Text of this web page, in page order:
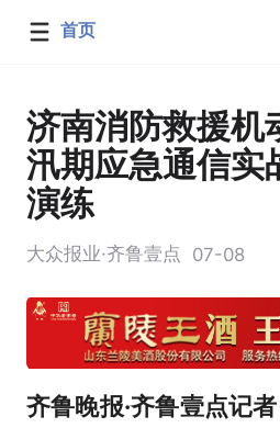
首页
济南消防救援机
汛期应急通信实
演练
大众报业·齐鲁壹点 07-08
齐鲁晚报·齐鲁壹点记